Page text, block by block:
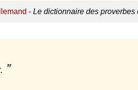
- Le dictionnaire des